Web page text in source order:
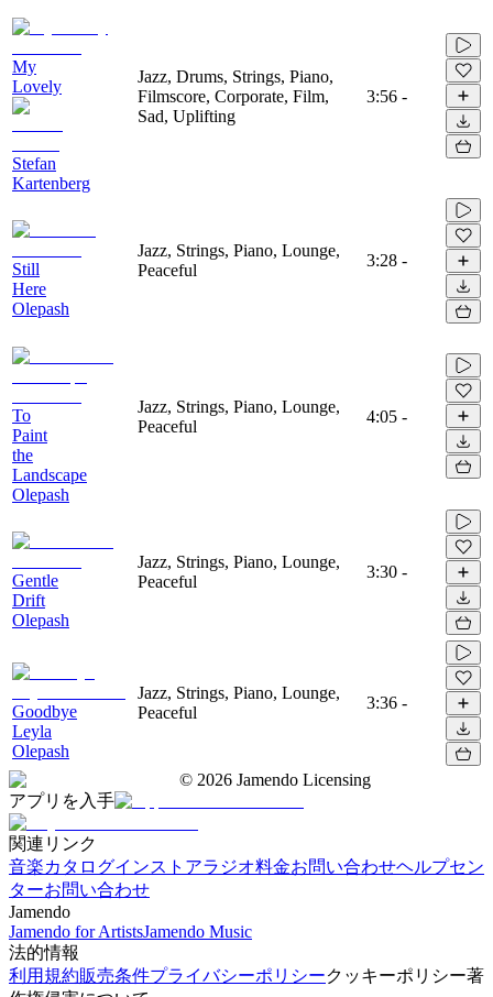
My
Lovely
Stefan
Kartenberg
Jazz, Drums, Strings, Piano,
Filmscore, Corporate, Film,
Sad, Uplifting
3:56 -
Still
Here
Olepash
Jazz, Strings, Piano, Lounge,
Peaceful
3:28 -
To
Paint
the
Landscape
Olepash
Jazz, Strings, Piano, Lounge,
Peaceful
4:05 -
Gentle
Drift
Olepash
Jazz, Strings, Piano, Lounge,
Peaceful
3:30 -
Goodbye
Leyla
Olepash
Jazz, Strings, Piano, Lounge,
Peaceful
3:36 -
© 2026 Jamendo Licensing
アプリを入手
関連リンク
音楽カタログインストアラジオ料金お問い合わせヘルプセン
ターお問い合わせ
Jamendo
Jamendo for ArtistsJamendo Music
法的情報
利用規約販売条件プライバシーポリシークッキーポリシー著